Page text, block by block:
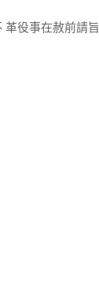
役事在赦前請旨